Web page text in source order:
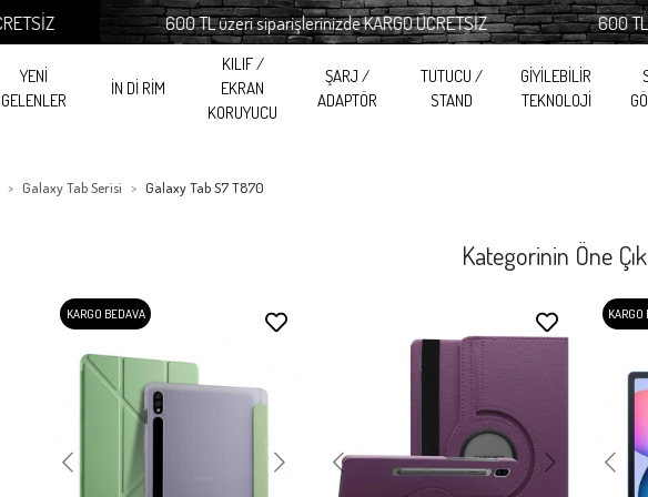
600 TL üzeri siparişlerinizde KARGO ÜCRETSİZ 600 TL üzeri
YENİ
GELENLER
İN Dİ RİM
KILIF /
EKRAN
KORUYUCU
ŞARJ /
ADAPTÖR
TUTUCU /
STAND
GİYİLEBİLİR
TEKNOLOJİ
Galaxy Tab Serisi Galaxy Tab S7 T870
Kategorinin Öne
KARGO BEDAVA KARGO